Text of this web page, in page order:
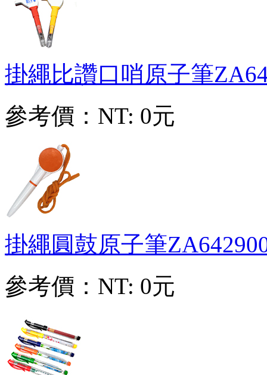
掛繩比讚口哨原子筆
參考價： NT: 0元
掛繩圓鼓原子筆
參考價： NT: 0元